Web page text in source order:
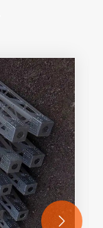
